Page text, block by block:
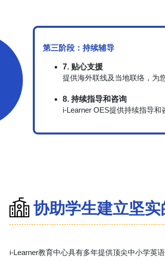
第三阶段：持续辅导
7. 贴心支援
提供海外联线及当地联络，为
8. 持续指导和咨询
i-Learner OES提供持续指导
协助学生建立坚实
i-Learner教育中心具有多年提供顶尖中小学英